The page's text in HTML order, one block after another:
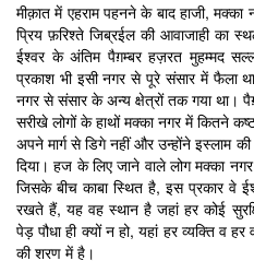
मीक़ात में एहराम पहनने के बाद हाजी,
प्रिय फ़रिश्ते जिब्रईल की आवाजाही का
ईश्वर के अंतिम पैग़म्बर हज़रत मुहम्मद
प्रकाश भी इसी नगर से पूरे संसार में फैला
नगर से संसार के अन्य क्षेत्रों तक गया था।
सरीखे लोगों के हाथों मक्का नगर में कितने
अपने मार्ग से डिगे नहीं और उन्होंने इस्लाम
दिया। हज के लिए जाने वाले लोग मक्का
जिसके बीच काबा स्थित है, इस प्रकार वे
रखते हैं, यह वह स्थान है जहां हर कोई
पेड़ पौधा ही क्यों न हो, यहां हर व्यक्ति व
की शरण में है।